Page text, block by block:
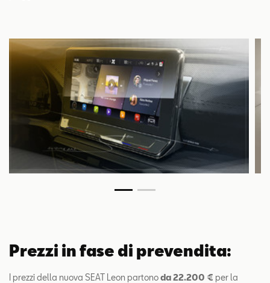
Prezzi in fase di prevendita:
I prezzi della nuova SEAT Leon partonoda 22.200 € per la